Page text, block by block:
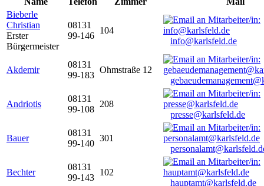
Bieberle
Christian
Erster
Bürgermeister
08131
99-146
104
info@karlsfeld.de
Akdemir
08131
99-183
Ohmstraße 12
Andriotis
08131
99-108
208
presse@karlsfeld.de
Bauer
08131
99-140
301
Bechter
08131
99-143
102
hauptamt@karlsfeld.de